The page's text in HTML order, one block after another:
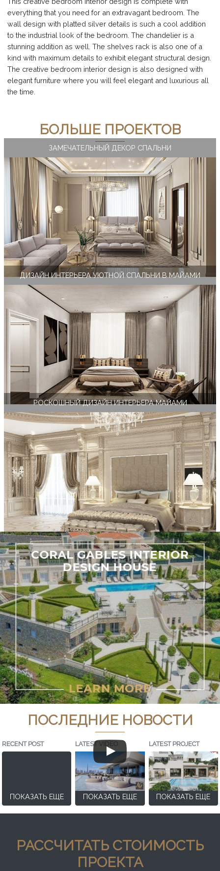
everything that you need for an extravagant bedroom. The
wall design with platted silver details is such a cool addition
to the industrial look of the bedroom. The chandelier is a
stunning addition as well. The shelves rack is also one of a
kind with maximum details to exhibit elegant structural design.
The creative bedroom interior design is also designed with
elegant furniture where you will feel elegant and luxurious all
the time.
БОЛЬШЕ ПРОЕКТОВ
ЗАМЕЧАТЕЛЬНЫЙ ДЕКОР СПАЛЬНИ
ДИЗАЙН ИНТЕРЬЕРА УЮТНОЙ СПАЛЬНИ В МАЙАМИ
РОСКОШНЫЙ ДИЗАЙН ИНТЕРЬЕРА МАЙАМИ
ПОСЛЕДНИЕ НОВОСТИ
RECENT POST
ПОКАЗАТЬ ЕЩЕ
LATEST VIDEO
ПОКАЗАТЬ ЕЩЕ
LATEST PROJECT
ПОКАЗАТЬ ЕЩЕ
РАССЧИТАТЬ СТОИМОСТЬ
ПРОЕКТА